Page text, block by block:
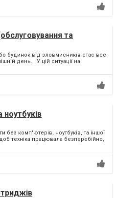
та
будинок від зловмисників стає все
день. У цій ситуації на
без комп'ютерів, ноутбуків, та іншої
техніка працювала безперебійно,